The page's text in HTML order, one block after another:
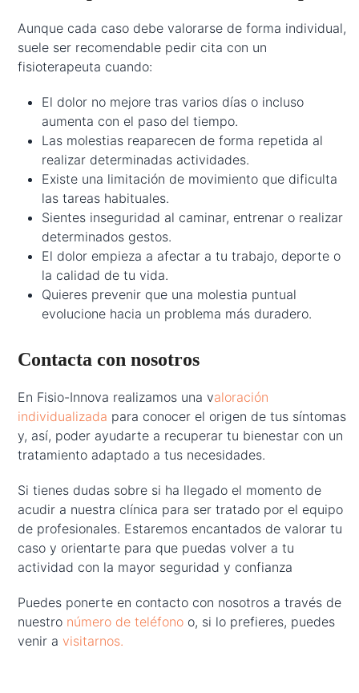
Aunque cada caso debe valorarse de forma individual,
suele ser recomendable pedir cita con un
fisioterapeuta cuando:
El dolor no mejore tras varios días o incluso
aumenta con el paso del tiempo.
Las molestias reaparecen de forma repetida al
realizar determinadas actividades.
Existe una limitación de movimiento que dificulta
las tareas habituales.
Sientes inseguridad al caminar, entrenar o realizar
determinados gestos.
El dolor empieza a afectar a tu trabajo, deporte o
la calidad de tu vida.
Quieres prevenir que una molestia puntual
evolucione hacia un problema más duradero.
Contacta con nosotros
En Fisio-Innova realizamos una valoración
individualizada para conocer el origen de tus síntomas
y, así, poder ayudarte a recuperar tu bienestar con un
tratamiento adaptado a tus necesidades.
Si tienes dudas sobre si ha llegado el momento de
acudir a nuestra clínica para ser tratado por el equipo
de profesionales. Estaremos encantados de valorar tu
caso y orientarte para que puedas volver a tu
actividad con la mayor seguridad y confianza
Puedes ponerte en contacto con nosotros a través de
nuestro número de teléfono o, si lo prefieres, puedes
venir avisitarnos.